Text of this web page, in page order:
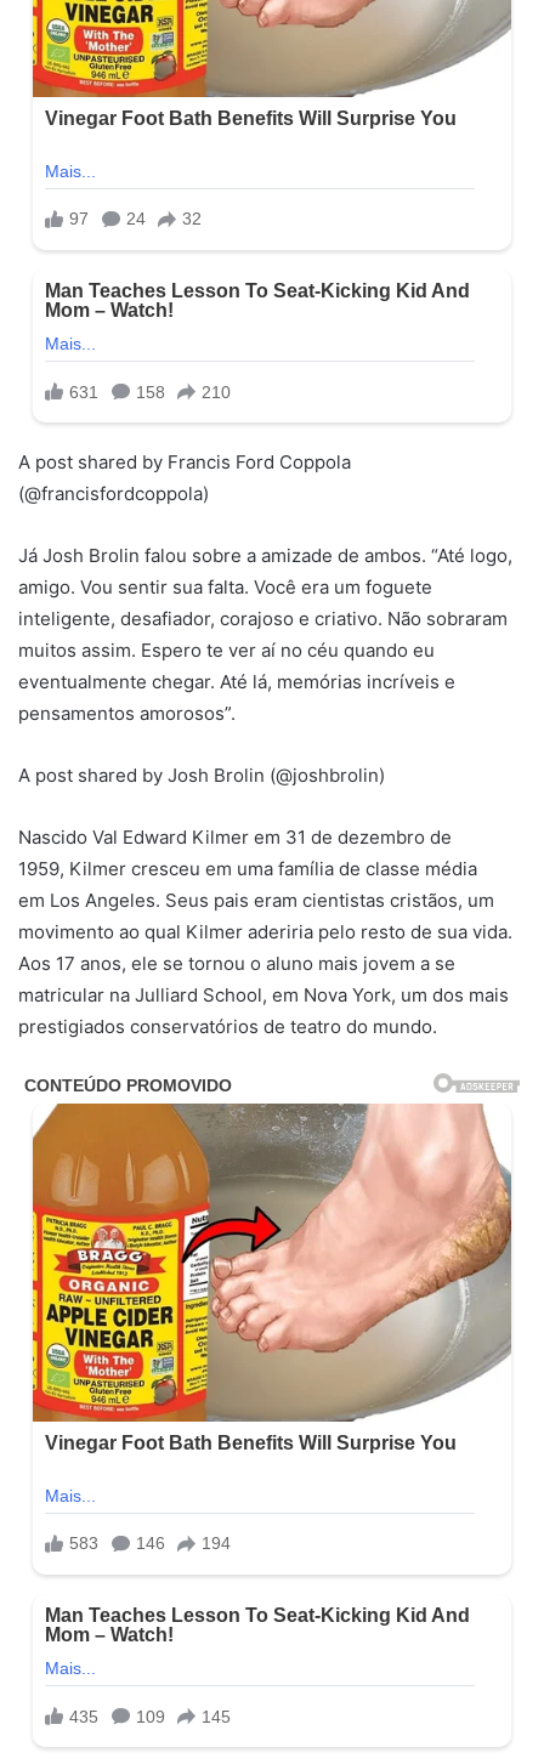
A post shared by Francis Ford Coppola
(@francisfordcoppola)
Já Josh Brolin falou sobre a amizade de ambos. “Até logo,
amigo. Vou sentir sua falta. Você era um foguete
inteligente, desafiador, corajoso e criativo. Não sobraram
muitos assim. Espero te ver aí no céu quando eu
eventualmente chegar. Até lá, memórias incríveis e
pensamentos amorosos”.
A post shared by Josh Brolin (@joshbrolin)
Nascido Val Edward Kilmer em 31 de dezembro de
1959, Kilmer cresceu em uma família de classe média
em Los Angeles. Seus pais eram cientistas cristãos, um
movimento ao qual Kilmer aderiria pelo resto de sua vida.
Aos 17 anos, ele se tornou o aluno mais jovem a se
matricular na Julliard School, em Nova York, um dos mais
prestigiados conservatórios de teatro do mundo.